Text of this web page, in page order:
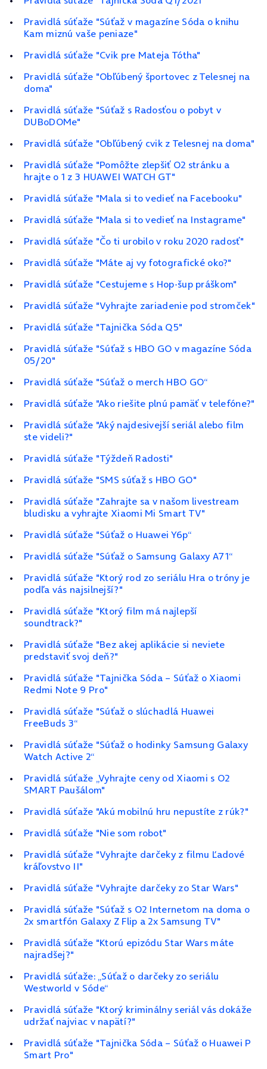
Pravidlá súťaže "Súťaž v magazíne Sóda o knihu
Kam miznú vaše peniaze"
Pravidlá súťaže "Cvik pre Mateja Tótha"
Pravidlá súťaže "Obľúbený športovec z Telesnej na
doma"
Pravidlá súťaže "Súťaž s Radosťou o pobyt v
DUBoDOMe"
Pravidlá súťaže "Obľúbený cvik z Telesnej na doma"
Pravidlá súťaže "Pomôžte zlepšiť O2 stránku a
hrajte o 1 z 3 HUAWEI WATCH GT"
Pravidlá súťaže "Mala si to vedieť na Facebooku"
Pravidlá súťaže "Mala si to vedieť na Instagrame"
Pravidlá súťaže "Čo ti urobilo v roku 2020 radosť"
Pravidlá súťaže "Máte aj vy fotografické oko?"
Pravidlá súťaže "Cestujeme s Hop-šup práškom"
Pravidlá súťaže "Vyhrajte zariadenie pod stromček"
Pravidlá súťaže "Tajnička Sóda Q5"
Pravidlá súťaže "Súťaž s HBO GO v magazíne Sóda
05/20"
Pravidlá súťaže "Súťaž o merch HBO GO“
Pravidlá súťaže "Ako riešite plnú pamäť v telefóne?"
Pravidlá súťaže "Aký najdesivejší seriál alebo film
ste videli?"
Pravidlá súťaže "Týždeň Radosti"
Pravidlá súťaže "SMS súťaž s HBO GO"
Pravidlá súťaže "Zahrajte sa v našom livestream
bludisku a vyhrajte Xiaomi Mi Smart TV"
Pravidlá súťaže "Súťaž o Huawei Y6p“
Pravidlá súťaže "Súťaž o Samsung Galaxy A71“
Pravidlá súťaže "Ktorý rod zo seriálu Hra o tróny je
podľa vás najsilnejší?"
Pravidlá súťaže "Ktorý film má najlepší
soundtrack?"
Pravidlá súťaže "Bez akej aplikácie si neviete
predstaviť svoj deň?"
Pravidlá súťaže "Tajnička Sóda – Súťaž o Xiaomi
Redmi Note 9 Pro"
Pravidlá súťaže "Súťaž o slúchadlá Huawei
FreeBuds 3“
Pravidlá súťaže "Súťaž o hodinky Samsung Galaxy
Watch Active 2“
Pravidlá súťaže „Vyhrajte ceny od Xiaomi s O2
SMART Paušálom"
Pravidlá súťaže "Akú mobilnú hru nepustíte z rúk?"
Pravidlá súťaže "Nie som robot"
Pravidlá súťaže "Vyhrajte darčeky z filmu Ľadové
kráľovstvo II"
Pravidlá súťaže "Vyhrajte darčeky zo Star Wars"
Pravidlá súťaže "Súťaž s O2 Internetom na doma o
2x smartfón Galaxy Z Flip a 2x Samsung TV"
Pravidlá súťaže "Ktorú epizódu Star Wars máte
najradšej?"
Pravidlá súťaže: „Súťaž o darčeky zo seriálu
Westworld v Sóde“
Pravidlá súťaže "Ktorý kriminálny seriál vás dokáže
udržať najviac v napätí?"
Pravidlá súťaže "Tajnička Sóda – Súťaž o Huawei P
Smart Pro"